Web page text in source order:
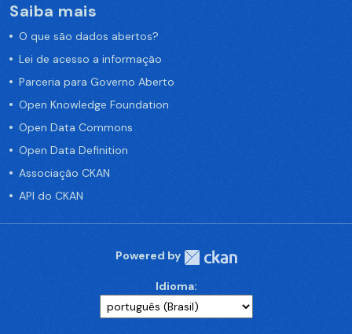
Saiba mais
O que são dados abertos?
Lei de acesso a informação
Parceria para Governo Aberto
Open Knowledge Foundation
Open Data Commons
Open Data Definition
Associação CKAN
API do CKAN
Powered by
Idioma